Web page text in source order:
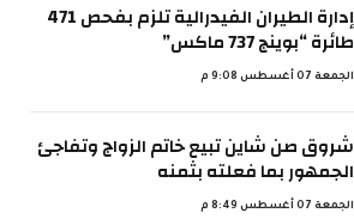
إدارة الطيران الفيدرالية تلزم بفحص 471
طائرة “بوينج 737 ماكس”
الجمعة 07 أغسطس 9:08 م
شروق صن شاين تبيع خاتم الزواج وتفاجئ
الجمهور بما فعلته بثمنه
الجمعة 07 أغسطس 8:49 م